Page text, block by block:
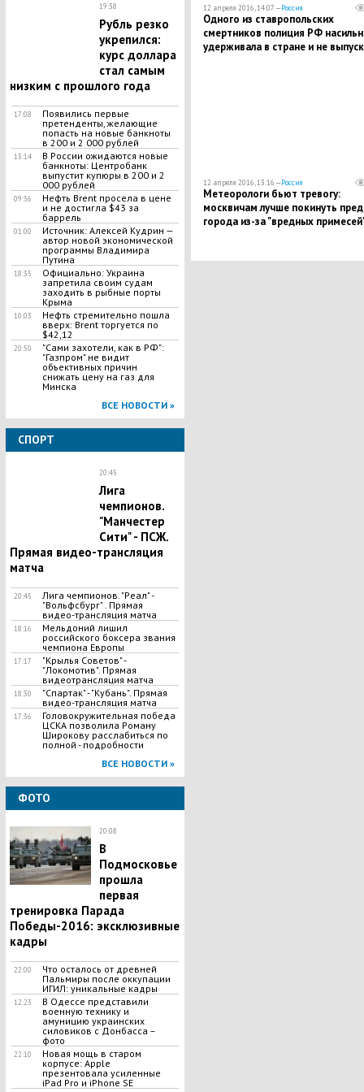
19:38
Рубль резко
укрепился:
курс доллара
стал самым
низким с прошлого года
17:08
Появились первые
претенденты, желающие
попасть на новые банкноты
в 200 и 2 000 рублей
13:14
В России ожидаются новые
банкноты: Центробанк
выпустит купюры в 200 и 2
000 рублей
09:36
Нефть Brent просела в цене
и не достигла $43 за
баррель
01:00
Источник: Алексей Кудрин —
автор новой экономической
программы Владимира
Путина
18:35
Официально: Украина
запретила своим судам
заходить в рыбные порты
Крыма
10:03
Нефть стремительно пошла
вверх: Brent торгуется по
$42,12
20:50
"Сами захотели, как в РФ":
"Газпром" не видит
объективных причин
снижать цену на газ для
Минска
ВСЕ НОВОСТИ »
СПОРТ
20:45
Лига
чемпионов.
"Манчестер
Сити" - ПСЖ.
Прямая видео-трансляция
матча
20:45
Лига чемпионов. "Реал" -
"Вольфсбург" . Прямая
видео-трансляция матча
18:16
Мельдоний лишил
российского боксера звания
чемпиона Европы
17:17
"Крылья Советов" -
"Локомотив". Прямая
видеотрансляция матча
18:30
"Спартак" - "Кубань". Прямая
видео-трансляция матча
17:36
Головокружительная победа
ЦСКА позволила Роману
Широкову расслабиться по
полной - подробности
ВСЕ НОВОСТИ »
ФОТО
20:08
В
Подмосковье
прошла
первая
тренировка Парада
Победы-2016: эксклюзивные
кадры
22:00
Что осталось от древней
Пальмиры после оккупации
ИГИЛ: уникальные кадры
12:23
В Одессе представили
военную технику и
амуницию украинских
силовиков с Донбасса –
фото
22:10
Новая мощь в старом
корпусе: Apple
презентовала усиленные
iPad Pro и iPhone SE
12 апреля 2016, 14:07 —Россия
Одного из ставропольских
смертников полиция РФ
удерживала в стране и не
12 апреля 2016, 13:16 —Россия
Метеорологи бьют тревогу:
москвичам лучше покинуть
города из-за "вредных